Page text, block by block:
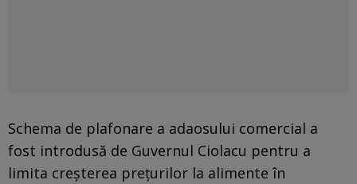
Schema de plafonare a adaosului comercial a
fost introdusă de Guvernul Ciolacu pentru a
limita creșterea prețurilor la alimente în